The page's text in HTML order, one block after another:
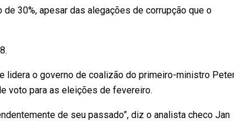
30%, apesar das alegações de corrupção que o
lidera o governo de coalizão do primeiro-ministro
voto para as eleições de fevereiro.
de seu passado”, diz o analista checo Jan